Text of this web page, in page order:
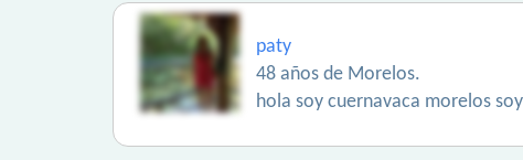
paty
48 años de Morelos.
hola soy cuernavaca morelos